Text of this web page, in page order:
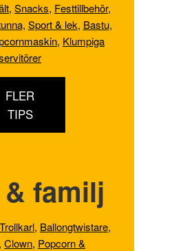
, Snacks, Festtillbehör,
Sport & lek, Bastu,
, Klumpiga
FLER
TIPS
familj
Trollkarl, Ballongtwistare,
, Clown, Popcorn &